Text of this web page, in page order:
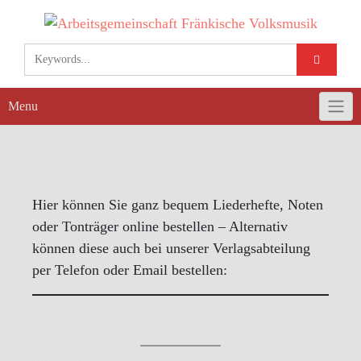
content
Menu
Hier können Sie ganz bequem Liederhefte, Noten
oder Tonträger online bestellen – Alternativ
können diese auch bei unserer Verlagsabteilung
per Telefon oder Email bestellen: